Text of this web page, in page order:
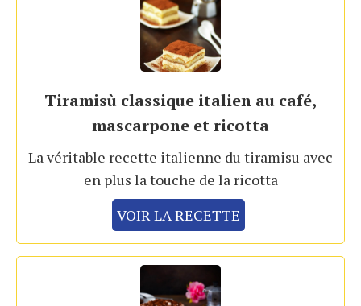
Tiramisù classique italien au café,
mascarpone et ricotta
La véritable recette italienne du tiramisu avec
en plus la touche de la ricotta
VOIR LA RECETTE